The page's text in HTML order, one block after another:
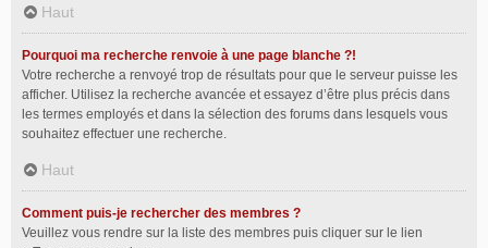
Haut
Pourquoi ma recherche renvoie à une page blanche ?!
Votre recherche a renvoyé trop de résultats pour que le serveur puisse les
afficher. Utilisez la recherche avancée et essayez d’être plus précis dans
les termes employés et dans la sélection des forums dans lesquels vous
souhaitez effectuer une recherche.
Haut
Comment puis-je rechercher des membres ?
Veuillez vous rendre sur la liste des membres puis cliquer sur le lien